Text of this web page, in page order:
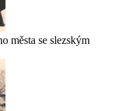
města se slezským